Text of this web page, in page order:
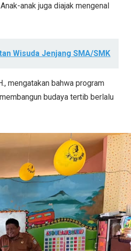
anak juga diajak mengenal
Wisuda Jenjang SMA/SMK
mengatakan bahwa program
budaya tertib berlalu